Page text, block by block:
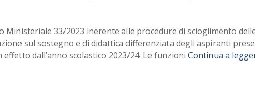
Ministeriale 33/2023 inerente alle procedure di scioglimento
sul sostegno e di didattica differenziata degli aspiranti
dall’anno scolastico 2023/24. Le funzioni Continua a